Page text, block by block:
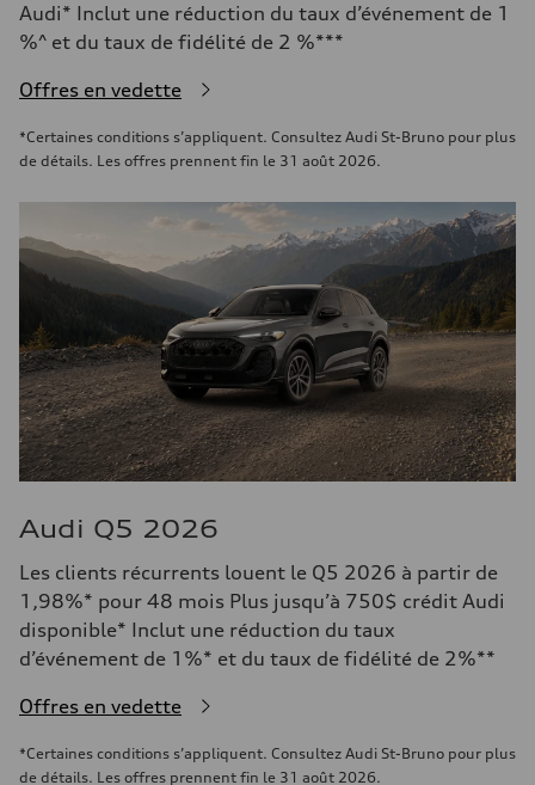
Audi* Inclut une réduction du taux d’événement de 1
%^ et du taux de fidélité de 2 %***
Offres en vedette
*Certaines conditions s’appliquent. Consultez Audi St-Bruno pour plus
de détails. Les offres prennent fin le 31 août 2026.
Audi Q5 2026
Les clients récurrents louent le Q5 2026 à partir de
1,98%* pour 48 mois Plus jusqu’à 750$ crédit Audi
disponible* Inclut une réduction du taux
d’événement de 1%* et du taux de fidélité de 2%**
Offres en vedette
*Certaines conditions s’appliquent. Consultez Audi St-Bruno pour plus
de détails. Les offres prennent fin le 31 août 2026.